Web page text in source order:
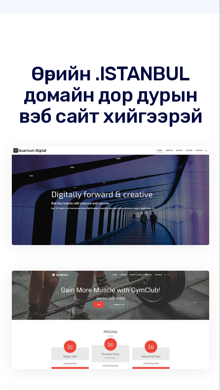
Өөрийн .ISTANBUL
домайн дор дурын
вэб сайт хийгээрэй